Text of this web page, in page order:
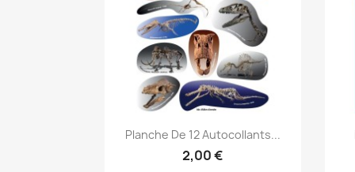
Aperçu rapide
Planche De 12 Autocollants...
2,00 €